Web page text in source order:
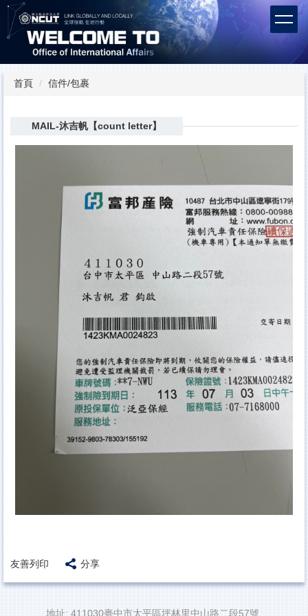
跳
到
主
內
容首頁 信件/包裹
MAIL-沐吉帆【count letter】
友善列印 分享
地址: 411030臺中市太平區坪林里中山路二段57號